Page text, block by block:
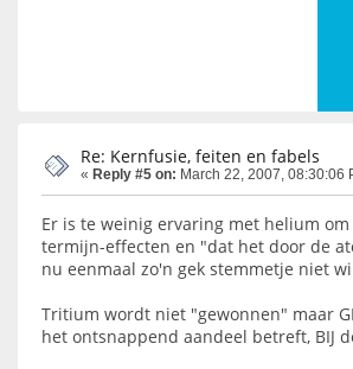
Re: Kernfusie, feiten en fabels
« Reply #5 on: March 22, 2007, 08:30:06
Er is te weinig ervaring met helium
termijn-effecten en "dat het door de
nu eenmaal zo'n gek stemmetje niet
Tritium wordt niet "gewonnen" maar
het ontsnappend aandeel betreft, BIJ